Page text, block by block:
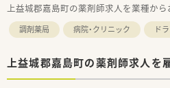
上益城郡嘉島町の薬剤師求人を業種から
調剤薬局 病院・クリニック ド
上益城郡嘉島町の薬剤師求人を